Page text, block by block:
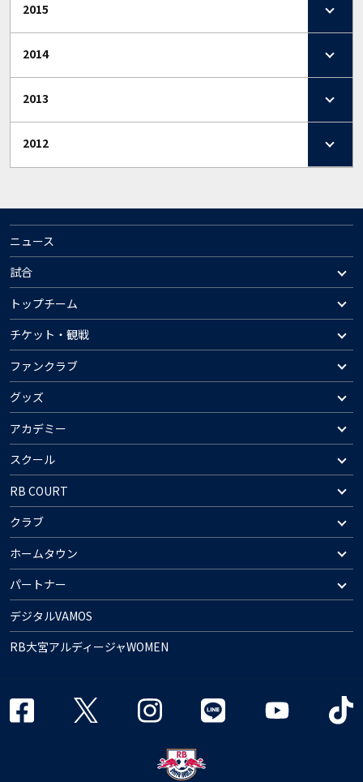
2015
2014
2013
2012
ニュース
試合
トップチーム
チケット・観戦
ファンクラブ
グッズ
アカデミー
スクール
RB COURT
クラブ
ホームタウン
パートナー
デジタルVAMOS
RB大宮アルディージャWOMEN